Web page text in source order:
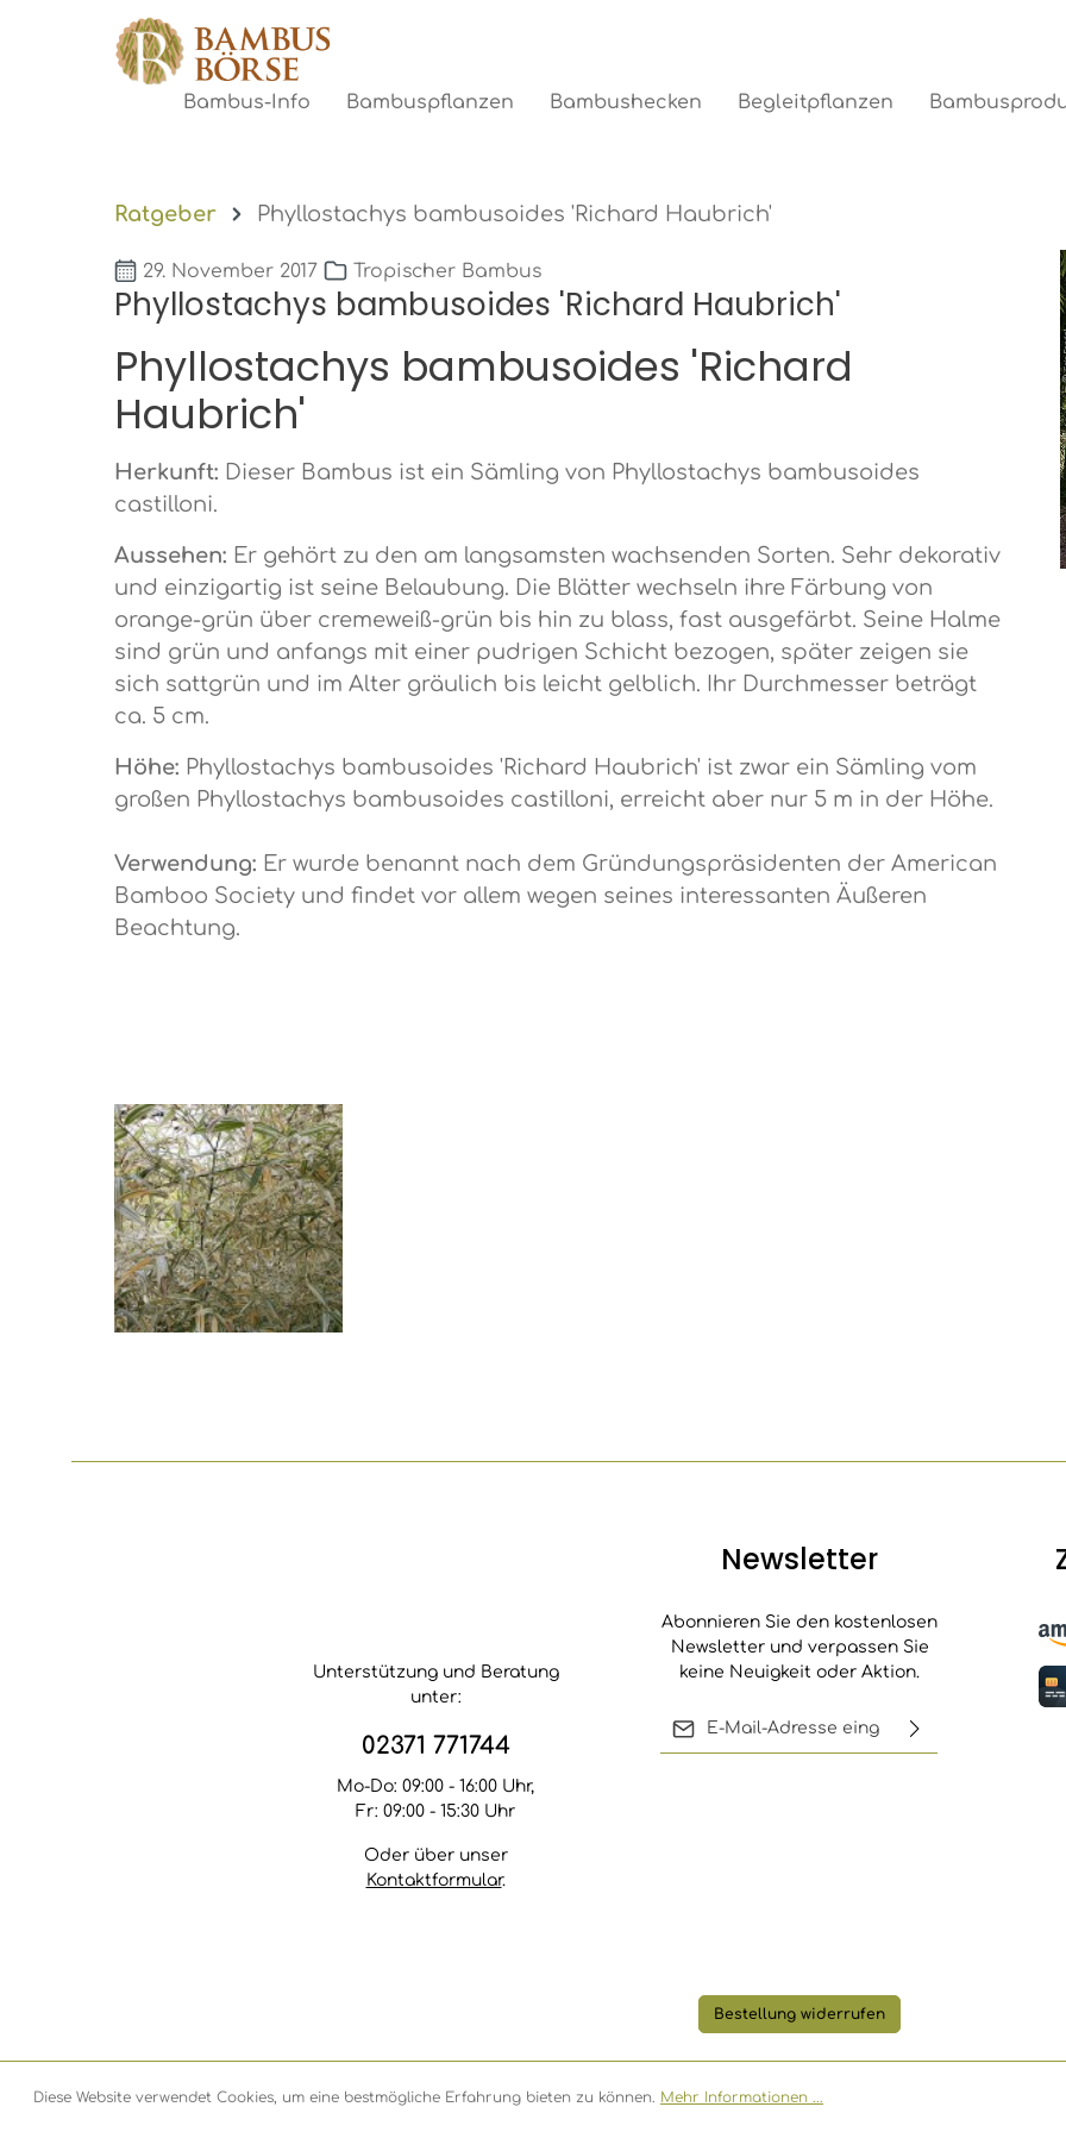
Zur Hauptnavigation springen
Bambus-Info Bambuspflanzen Bambushecken Begleitpflanzen
Ratgeber Phyllostachys bambusoides 'Richard Haubrich'
29. November 2017 Tropischer Bambus
Phyllostachys bambusoides 'Richard Haubrich'
Phyllostachys bambusoides 'Richard
Haubrich'
Herkunft: Dieser Bambus ist ein Sämling von Phyllostachys bambusoides
castilloni.
Aussehen: Er gehört zu den am langsamsten wachsenden Sorten. Sehr dekorativ
und einzigartig ist seine Belaubung. Die Blätter wechseln ihre Färbung von
orange-grün über cremeweiß-grün bis hin zu blass, fast ausgefärbt. Seine Halme
sind grün und anfangs mit einer pudrigen Schicht bezogen, später zeigen sie
sich sattgrün und im Alter gräulich bis leicht gelblich. Ihr Durchmesser beträgt
ca. 5 cm.
Höhe: Phyllostachys bambusoides 'Richard Haubrich' ist zwar ein Sämling vom
großen Phyllostachys bambusoides castilloni, erreicht aber nur 5 m in der Höhe.
Verwendung: Er wurde benannt nach dem Gründungspräsidenten der American
Bamboo Society und findet vor allem wegen seines interessanten Äußeren
Beachtung.
Unterstützung und Beratung
unter:
02371 771744
Mo-Do: 09:00 - 16:00 Uhr,
Fr: 09:00 - 15:30 Uhr
Oder über unser
Kontaktformular.
Newsletter
Abonnieren Sie den kostenlosen
Newsletter und verpassen Sie
keine Neuigkeit oder Aktion.
Bestellung widerrufen
© 2026 Bambusbörse * Alle Preise inkl. gesetzl. Mehrwertsteuer
Diese Website verwendet Cookies, um eine bestmögliche Erfahrung bieten zu können. Mehr Informationen ...